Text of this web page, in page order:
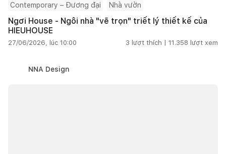
Contemporary – Đương đại Nhà vườn
Ngơi House - Ngôi nhà "vẽ trọn" triết lý thiết kế của
HIEUHOUSE
27/06/2026, lúc 10:00 3 lượt thích | 11.358 lượt xem
NNA Design